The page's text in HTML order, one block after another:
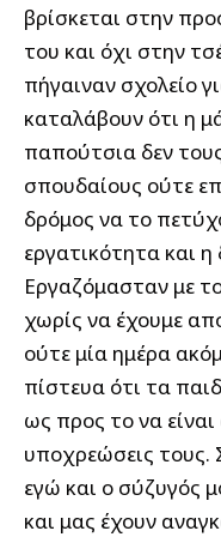
βρίσκεται στην
του και όχι στην
πήγαιναν σχολείο
καταλάβουν ότι η
παπούτσια δεν
σπουδαίους ούτε
δρόμος να το
εργατικότητα και
Εργαζόμασταν με
χωρίς να έχουμε
ούτε μία ημέρα
πίστευα ότι τα
ως προς το να είναι
υποχρεώσεις τους.
εγώ και ο σύζυγός
και μας έχουν